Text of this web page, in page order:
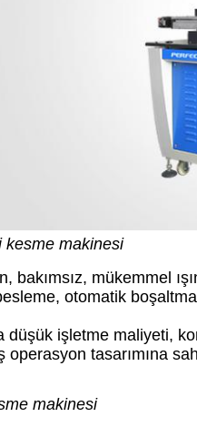
kesme makinesi
bakımsız, mükemmel
otomatik
işletme maliyeti,
tasarımına
makinesi